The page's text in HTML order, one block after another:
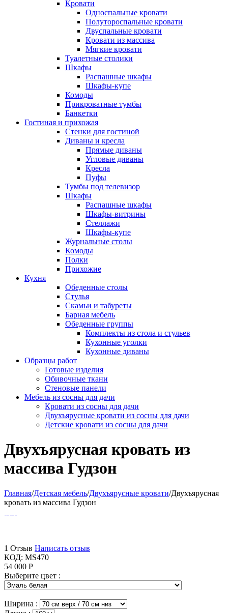
Кровати
Односпальные кровати
Полутороспальные кровати
Двуспальные кровати
Кровати из массива
Мягкие кровати
Туалетные столики
Шкафы
Распашные шкафы
Шкафы-купе
Комоды
Прикроватные тумбы
Банкетки
Гостиная и прихожая
Стенки для гостиной
Диваны и кресла
Прямые диваны
Угловые диваны
Кресла
Пуфы
Тумбы под телевизор
Шкафы
Распашные шкафы
Шкафы-витрины
Стеллажи
Шкафы-купе
Журнальные столы
Комоды
Полки
Прихожие
Кухня
Обеденные столы
Стулья
Скамьи и табуреты
Барная мебель
Обеденные группы
Комплекты из стола и стульев
Кухонные уголки
Кухонные диваны
Образцы работ
Готовые изделия
Обивочные ткани
Стеновые панели
Мебель из сосны для дачи
Кровати из сосны для дачи
Двухъярусные кровати из сосны для дачи
Детские кровати из сосны для дачи
Двухъярусная кровать из
массива Гудзон
Главная/Детская мебель/Двухъярусные кровати/Двухъярусная
кровать из массива Гудзон
1 Отзыв Написать отзыв
КОД: MS470
54 000 Р
Выберите цвет :
Ширина :